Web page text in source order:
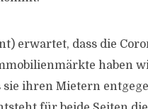
erwartet, dass die
haben
sie ihren Mietern